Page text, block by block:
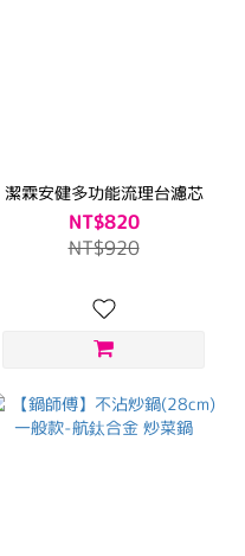
潔霖安健多功能流理台濾芯
NT$820
NT$920